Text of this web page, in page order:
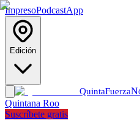
ImpresoPodcastApp
Edición
QuintaFuerza
Quintana Roo
Suscríbete gratis